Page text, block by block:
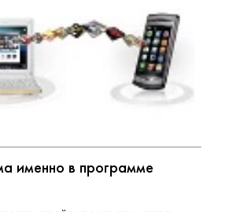
именно в программе